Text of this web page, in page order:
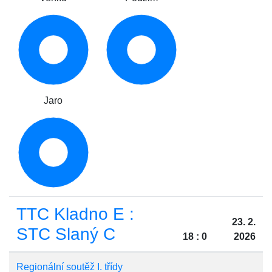
Jaro
TTC Kladno E :
STC Slaný C
18 : 0
23. 2.
2026
Regionální soutěž I. třídy